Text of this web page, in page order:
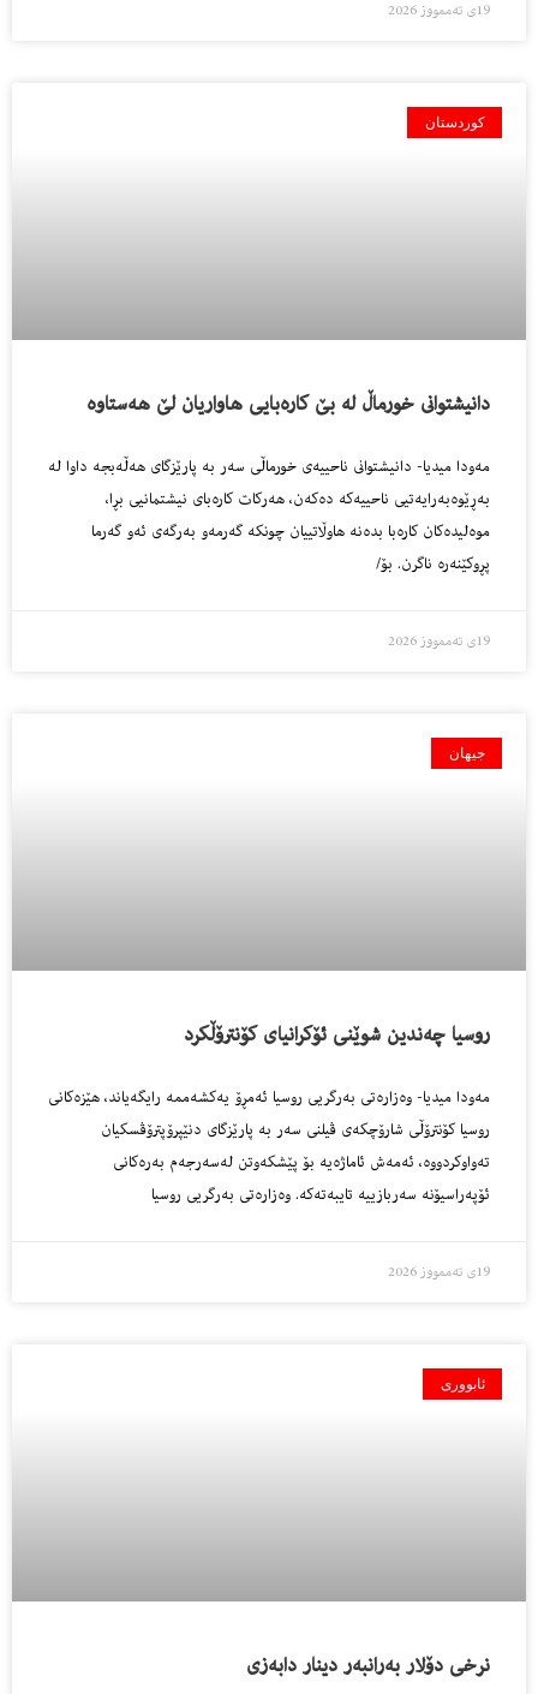
19ی تەممووز 2026
کوردستان
دانیشتوانى خورماڵ له‌ بێ كاره‌بایی هاواریان لێ هه‌ستاوه‌
مه‌ودا میدیا- دانیشتوانى ناحییه‌ى خورماڵى سه‌ر به‌ پارێزگاى هه‌ڵه‌بجه‌ داوا له‌
به‌ڕێوه‌به‌رایه‌تیی ناحییه‌كه‌ ده‌كه‌ن، هه‌ركات كاره‌باى نیشتمانیی بڕا،
موه‌لیده‌كان كاره‌با بده‌نه‌ هاوڵاتییان چونكه‌ گه‌رمه‌و به‌رگه‌ى ئه‌و گه‌رما
پڕوكێنه‌ره‌ ناگرن. بۆ/
19ی تەممووز 2026
جیهان
روسیا چه‌ندین شوێنى ئۆكرانیاى كۆنترۆڵكرد
مه‌ودا میدیا- وەزارەتی بەرگریی روسیا ئه‌مڕۆ یەکشەممە رایگەیاند، هێزەکانی
روسیا کۆنترۆڵی شارۆچکەی ڤیلنی سەر بە پارێزگای دنێپرۆپترۆڤسکیان
تەواوکردووە، ئەمەش ئاماژەیە بۆ پێشکەوتن لەسەرجەم بەرەکانی
ئۆپەراسیۆنە سەربازییە تایبەتەکە. وەزارەتی بەرگریی روسیا
19ی تەممووز 2026
ئابووری
نرخى دۆلار به‌رانبه‌ر دینار دابه‌زی